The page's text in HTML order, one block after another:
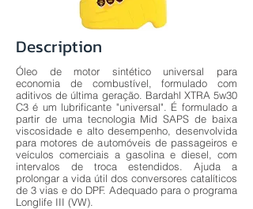
Description
Óleo de motor sintético universal para
economia de combustível, formulado com
aditivos de última geração. Bardahl XTRA 5w30
C3 é um lubrificante "universal". É formulado a
partir de uma tecnologia Mid SAPS de baixa
viscosidade e alto desempenho, desenvolvida
para motores de automóveis de passageiros e
veículos comerciais a gasolina e diesel, com
intervalos de troca estendidos. Ajuda a
prolongar a vida útil dos conversores catalíticos
de 3 vias e do DPF. Adequado para o programa
Longlife III (VW).